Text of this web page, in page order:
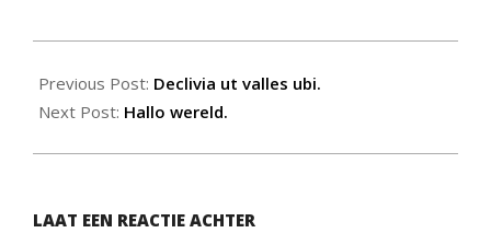
09-
22
Previous Post: Declivia ut valles ubi.
Next Post: Hallo wereld.
LAAT EEN REACTIE ACHTER